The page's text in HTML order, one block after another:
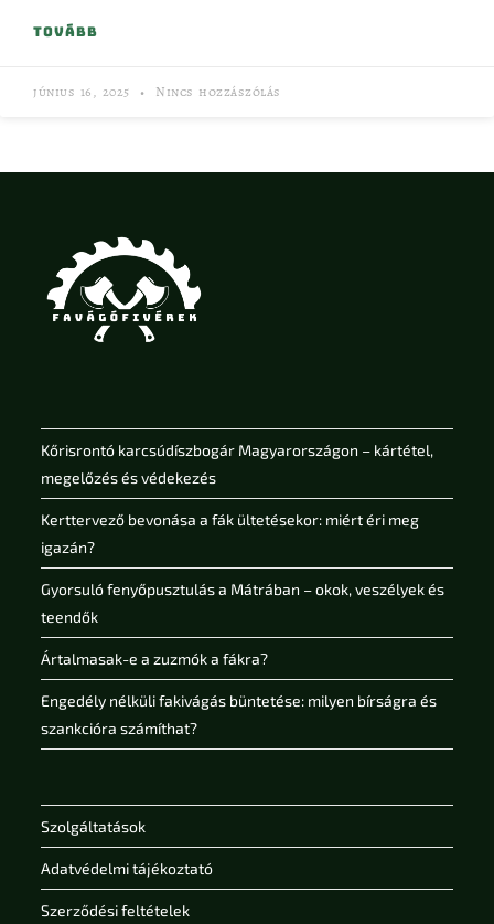
TOVÁBB
június 16, 2025 Nincs hozzászólás
Kőrisrontó karcsúdíszbogár Magyarországon – kártétel,
megelőzés és védekezés
Kerttervező bevonása a fák ültetésekor: miért éri meg
igazán?
Gyorsuló fenyőpusztulás a Mátrában – okok, veszélyek és
teendők
Ártalmasak-e a zuzmók a fákra?
Engedély nélküli fakivágás büntetése: milyen bírságra és
szankcióra számíthat?
Szolgáltatások
Adatvédelmi tájékoztató
Szerződési feltételek